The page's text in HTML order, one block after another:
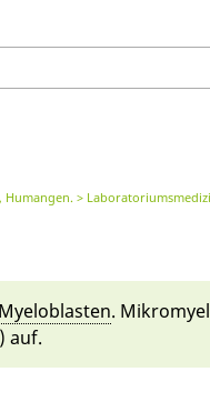
Humangen.
Myelo­blasten.
auf.